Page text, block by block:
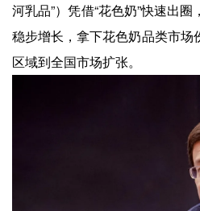
河乳品”）凭借“花色奶”快速出
稳步增长，拿下花色奶品类市场
区域到全国市场扩张。